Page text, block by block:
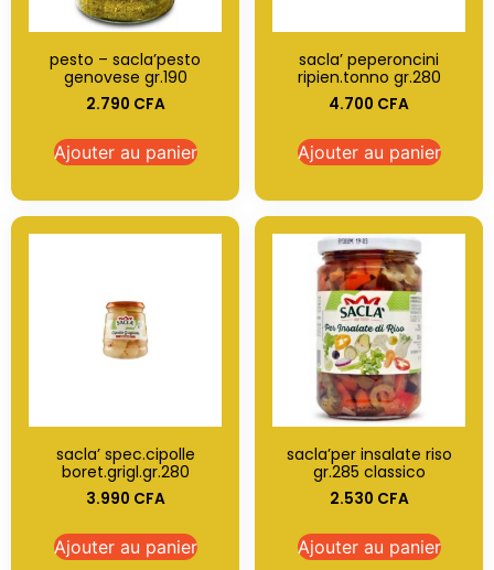
pesto – sacla’pesto
genovese gr.190
2.790 CFA
Ajouter au panier
sacla’ peperoncini
ripien.tonno gr.280
4.700 CFA
Ajouter au panier
sacla’ spec.cipolle
boret.grigl.gr.280
3.990 CFA
Ajouter au panier
sacla’per insalate riso
gr.285 classico
2.530 CFA
Ajouter au panier